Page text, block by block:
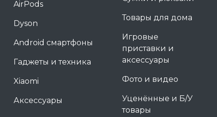
AirPods
Dyson
Android смартфоны
Гаджеты и техника
Xiaomi
Аксессуары
Товары для дома
Игровые
приставки и
аксессуары
Фото и видео
Уценённые и Б/У
товары